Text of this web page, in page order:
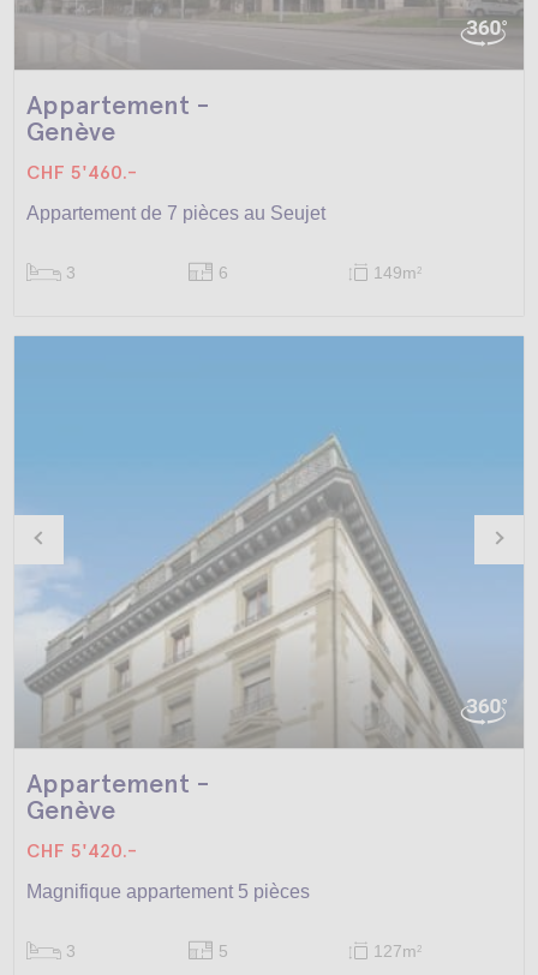
Appartement -
Genève
CHF 5'460.-
Appartement de 7 pièces au Seujet
3 6 149m2
Appartement -
Genève
CHF 5'420.-
Magnifique appartement 5 pièces
3 5 127m2